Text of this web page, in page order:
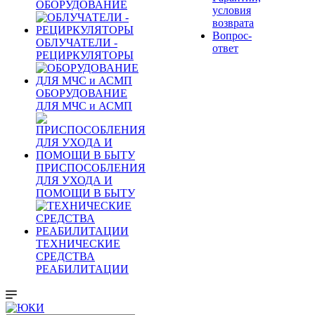
ОБОРУДОВАНИЕ
ОБЛУЧАТЕЛИ -
РЕЦИРКУЛЯТОРЫ
ОБОРУДОВАНИЕ
ДЛЯ МЧС и АСМП
ПРИСПОСОБЛЕНИЯ
ДЛЯ УХОДА И
ПОМОЩИ В БЫТУ
ТЕХНИЧЕСКИЕ
СРЕДСТВА
РЕАБИЛИТАЦИИ
условия
возврата
Вопрос-
ответ